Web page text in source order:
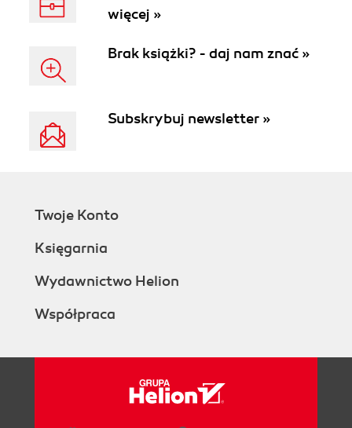
więcej »
Brak książki? - daj nam znać »
Subskrybuj newsletter »
Twoje Konto
Księgarnia
Wydawnictwo Helion
Współpraca